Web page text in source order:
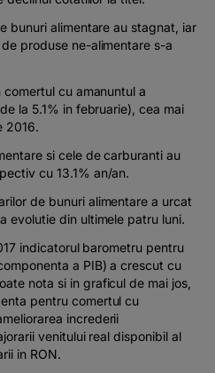
bunuri alimentare au stagnat, iar
produse ne-alimentare s-a
cu amanuntul a
la 5.1% in februarie), cea mai
2016.
si cele de carburanti au
cu 13.1% an/an.
de bunuri alimentare a urcat
evolutie din ultimele patru luni.
indicatorul barometru pentru
a PIB) a crescut cu
nota si in graficul de mai jos,
pentru comertul cu
increderii
venitului real disponibil al
in RON.